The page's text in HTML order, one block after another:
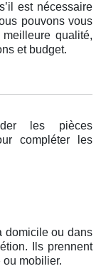
est nécessaire
pouvons vous
qualité,
et budget.
les pièces
compléter les
domicile ou dans
Ils prennent
mobilier.